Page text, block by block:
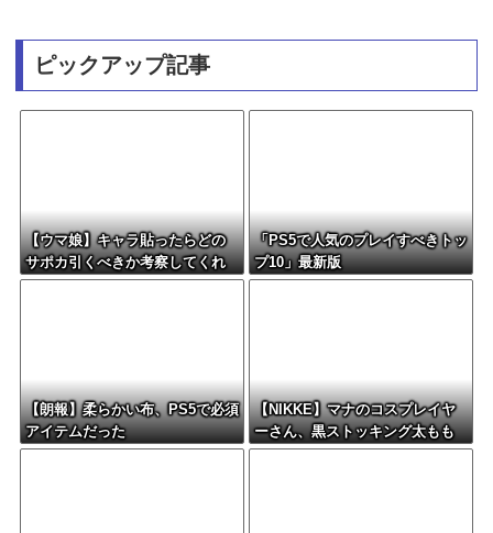
ピックアップ記事
【ウマ娘】キャラ貼ったらどの
サポカ引くべきか考察してくれ
るツールない？
「PS5で人気のプレイすべきトッ
プ10」最新版
【朗報】柔らかい布、PS5で必須
アイテムだった
【NIKKE】マナのコスプレイヤ
ーさん、黒ストッキング太もも
がえちえちィ！